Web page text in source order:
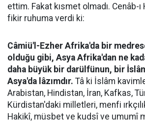
ettim. Fakat kısmet olmadı. Cenâb-
fikir ruhuma verdi ki:
Câmiü'l-Ezher Afrika'da bir
olduğu gibi, Asya Afrika'dan ne
daha büyük bir darülfünun, bir
Asya'da lâzımdır. Tâ ki İslâm
Arabistan, Hindistan, İran, Kafkas,
Kürdistan'daki milletleri, menfi
Hakikî, müsbet ve kudsî ve umumî